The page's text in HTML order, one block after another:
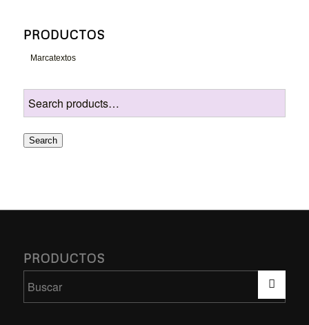
PRODUCTOS
Marcatextos
Search
PRODUCTOS